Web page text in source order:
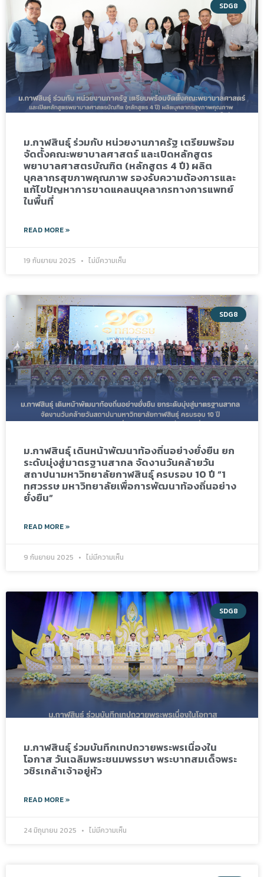
SDG8
ม.กาฬสินธุ์ ร่วมกับ หน่วยงานภาครัฐ เตรียมพร้อม
จัดตั้งคณะพยาบาลศาสตร์ และเปิดหลักสูตร
พยาบาลศาสตรบัณฑิต (หลักสูตร 4 ปี) ผลิต
บุคลากรสุขภาพคุณภาพ รองรับความต้องการและ
แก้ไขปัญหาการขาดแคลนบุคลากรทางการแพทย์
ในพื้นที่
READ MORE »
19 กันยายน 2025 ไม่มีความเห็น
SDG8
ม.กาฬสินธุ์ เดินหน้าพัฒนาท้องถิ่นอย่างยั่งยืน ยก
ระดับมุ่งสู่มาตรฐานสากล จัดงานวันคล้ายวัน
สถาปนามหาวิทยาลัยกาฬสินธุ์ ครบรอบ 10 ปี “1
ทศวรรษ มหาวิทยาลัยเพื่อการพัฒนาท้องถิ่นอย่าง
ยั่งยืน”
READ MORE »
9 กันยายน 2025 ไม่มีความเห็น
SDG8
ม.กาฬสินธุ์ ร่วมบันทึกเทปถวายพระพรเนื่องใน
โอกาส วันเฉลิมพระชนมพรรษา พระบาทสมเด็จพระ
วชิรเกล้าเจ้าอยู่หัว
READ MORE »
24 มิถุนายน 2025 ไม่มีความเห็น